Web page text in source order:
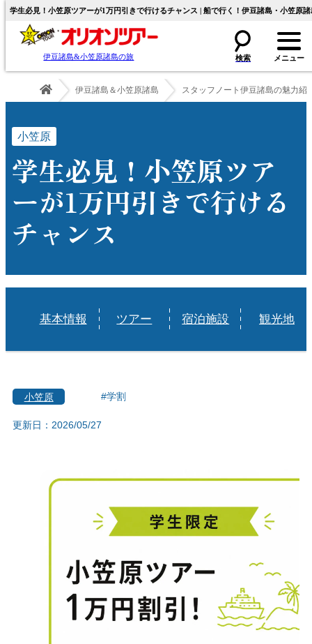
学生必見！小笠原ツアーが1万円引きで行けるチャンス | 船で行く！伊豆諸島・小笠原
伊豆諸島&小笠原諸島の旅
伊豆諸島＆小笠原諸島 スタッフノート伊豆諸島の魅力紹
小笠原
学生必見！小笠原ツア
ーが1万円引きで行ける
チャンス
基本情報 ツアー 宿泊施設 観光地
小笠原 #学割
更新日：2026/05/27